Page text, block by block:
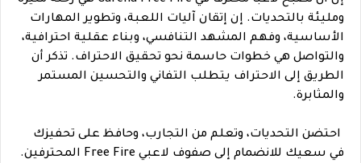
ومليئة بالتحديات. إن إتقان آليات اللعبة، وتطوير المهارات
الأساسية، وفهم المشهد التنافسي، وبناء عقلية احترافية،
والتواصل هي خطوات حاسمة نحو تحقيق الاحتراف. تذكر أن
الطريق إلى الاحتراف يتطلب التفاني والتحسين المستمر
والمثابرة.
احتضن التحديات، وتعلم من التجارب، وحافظ على تحفيزك
في سعيك للانضمام إلى صفوف لاعبي Free Fire المحترفين.